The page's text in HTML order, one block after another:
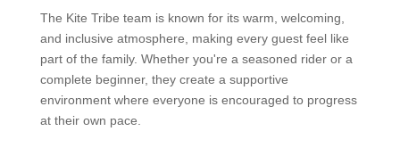
The Kite Tribe team is known for its warm, welcoming,
and inclusive atmosphere, making every guest feel like
part of the family. Whether you're a seasoned rider or a
complete beginner, they create a supportive
environment where everyone is encouraged to progress
at their own pace.